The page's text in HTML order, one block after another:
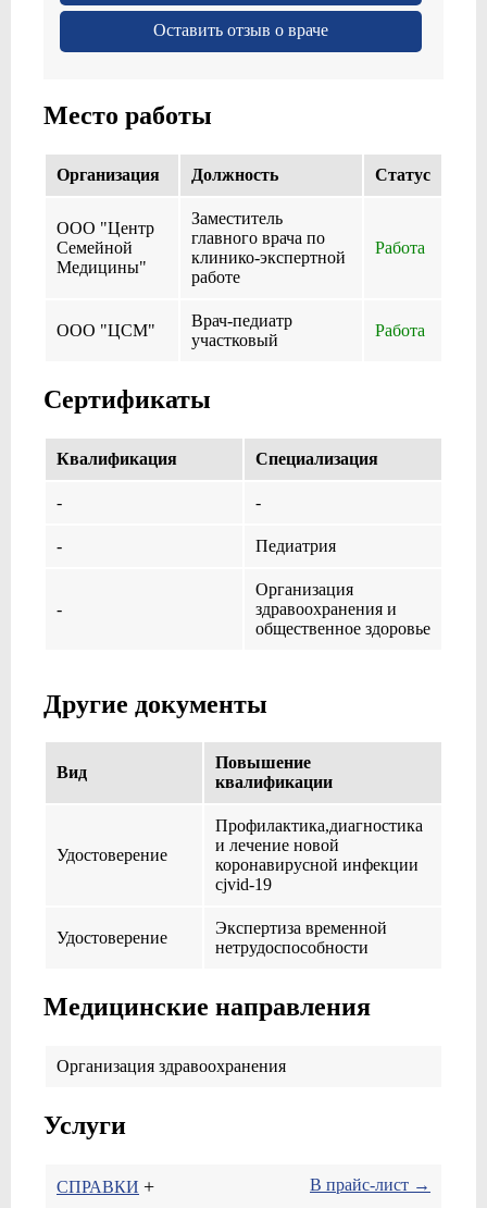
Оставить отзыв о враче
Место работы
Организация Должность Cтатус
ООО "Центр
Семейной
Медицины"
Заместитель
главного врача по
клинико-экспертной
работе
Работа
ООО "ЦСМ"
Врач-педиатр
участковый
Работа
Сертификаты
Квалификация Специализация
- -
- Педиатрия
-
Организация
здравоохранения и
общественное здоровье
Другие документы
Вид
Повышение
квалификации
Удостоверение
Профилактика,диагностика
и лечение новой
коронавирусной инфекции
cjvid-19
Удостоверение
Экспертиза временной
нетрудоспособности
Медицинские направления
Организация здравоохранения
Услуги
СПРАВКИ + В прайс-лист →